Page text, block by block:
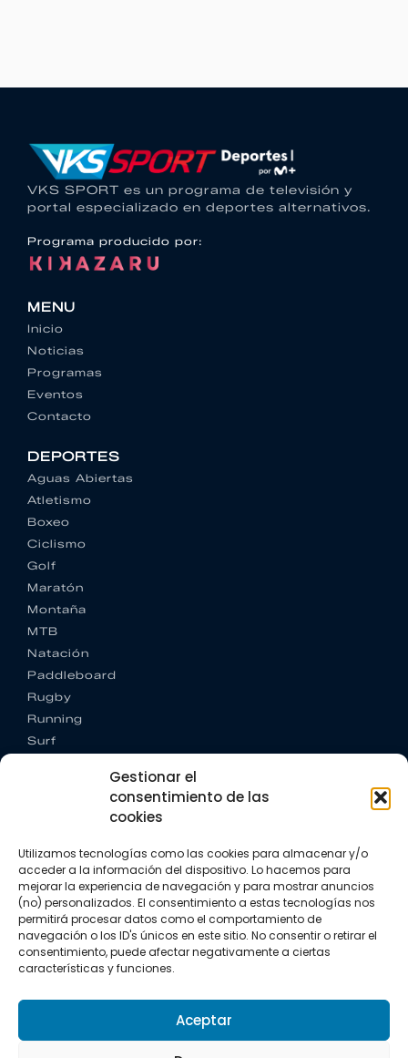
Gestionar el
consentimiento de las
cookies
Utilizamos tecnologías como las cookies para almacenar y/o
acceder a la información del dispositivo. Lo hacemos para
mejorar la experiencia de navegación y para mostrar anuncios
(no) personalizados. El consentimiento a estas tecnologías nos
permitirá procesar datos como el comportamiento de
navegación o los ID's únicos en este sitio. No consentir o retirar el
consentimiento, puede afectar negativamente a ciertas
características y funciones.
Aceptar
VKS SPORT es un programa de televisión y
portal especializado en deportes alternativos.
Programa producido por:
MENU
Inicio
Noticias
Programas
Eventos
Contacto
DEPORTES
Aguas Abiertas
Atletismo
Boxeo
Ciclismo
Golf
Maratón
Montaña
MTB
Natación
Paddleboard
Rugby
Running
Surf
CONTACTO
+34 662 342 177
info@vkssport.com
SÍGUENOS
Política de privacidad
Política de cookies